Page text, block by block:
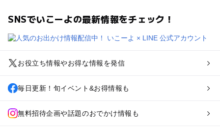
SNSでいこーよの最新情報をチェック！
お役立ち情報やお得な情報を発信
毎日更新！旬イベント&お得情報も
無料招待企画や話題のおでかけ情報も